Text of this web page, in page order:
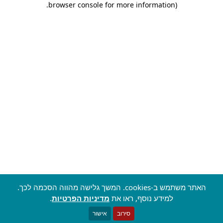
browser console for more information)
.
האתר משתמש ב-cookies. המשך גלישה מהווה הסכמה לכך.
למידע נוסף, ראו את מדיניות הפרטיות.
סירוב אישור